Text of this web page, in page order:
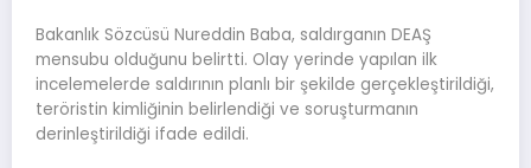
Bakanlık Sözcüsü Nureddin Baba, saldırganın DEAŞ
mensubu olduğunu belirtti. Olay yerinde yapılan ilk
incelemelerde saldırının planlı bir şekilde gerçekleştirildiği,
teröristin kimliğinin belirlendiği ve soruşturmanın
derinleştirildiği ifade edildi.